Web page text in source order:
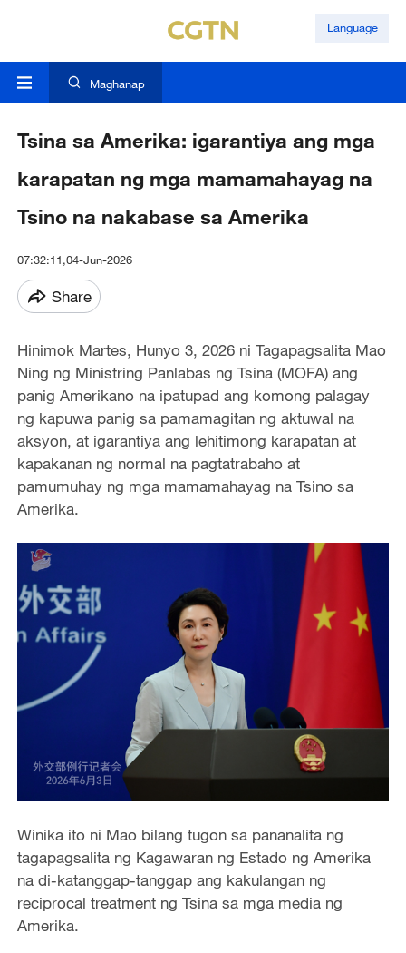
Language
Maghanap
Tsina sa Amerika: igarantiya ang mga
karapatan ng mga mamamahayag na
Tsino na nakabase sa Amerika
07:32:11,04-Jun-2026
Share
Hinimok Martes, Hunyo 3, 2026 ni Tagapagsalita Mao
Ning ng Ministring Panlabas ng Tsina (MOFA) ang
panig Amerikano na ipatupad ang komong palagay
ng kapuwa panig sa pamamagitan ng aktuwal na
aksyon, at igarantiya ang lehitimong karapatan at
kapakanan ng normal na pagtatrabaho at
pamumuhay ng mga mamamahayag na Tsino sa
Amerika.
Winika ito ni Mao bilang tugon sa pananalita ng
tagapagsalita ng Kagawaran ng Estado ng Amerika
na di-katanggap-tanggap ang kakulangan ng
reciprocal treatment ng Tsina sa mga media ng
Amerika.